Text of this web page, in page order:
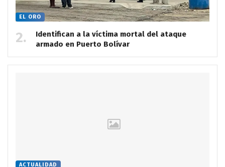
EL ORO
Identifican a la víctima mortal del ataque
armado en Puerto Bolívar
ACTUALIDAD